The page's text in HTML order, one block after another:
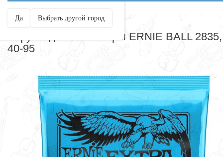
Да Выбрать другой город
СТРУНЫ ДЛЯ ГИТАРЫ
Струны для бас гитары ERNIE BALL 2835,
40-95